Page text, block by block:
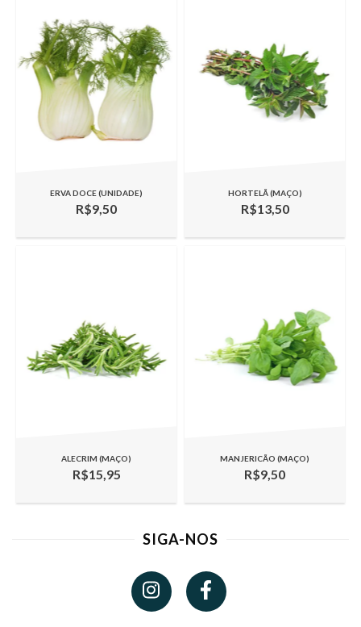
ERVA DOCE (UNIDADE)
R$9,50
HORTELÃ (MAÇO)
R$13,50
ALECRIM (MAÇO)
R$15,95
MANJERICÃO (MAÇO)
R$9,50
SIGA-NOS